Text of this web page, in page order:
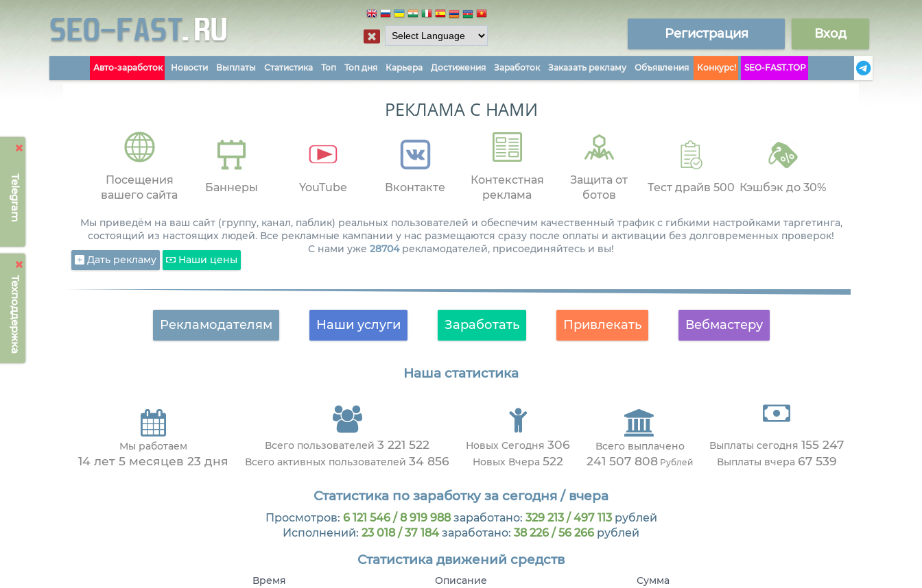
Telegram
Техподдержка
Регистрация Вход
Авто-заработок Новости Выплаты Статистика Топ Топ дня Карьера Достижения Заработок Заказать рекламу Объявления Конкурс! SEO-FAST.TOP
РЕКЛАМА С НАМИ
Посещения
вашего сайта
Баннеры YouTube Вконтакте
Контекстная
реклама
Защита от
ботов
Тест драйв 500 Кэшбэк до 30%
Мы приведём на ваш сайт (группу, канал, паблик) реальных пользователей и обеспечим качественный трафик с гибкими настройками таргетинга,
состоящий из настоящих людей. Все рекламные кампании у нас размещаются сразу после оплаты и активации без долговременных проверок!
С нами уже 28704рекламодателей, присоединяйтесь и вы!
Дать рекламу
Наши цены
Рекламодателям Наши услуги Заработать Привлекать Вебмастеру
Наша статистика
Мы работаем
14 лет 5 месяцев 23 дня
Всего пользователей 3 221 522
Всего активных пользователей 34 856
Новых Сегодня 306
Новых Вчера 522
Всего выплачено
241 507 808 Рублей
Выплаты сегодня 155 247
Выплаты вчера 67 539
Статистика по заработку за сегодня / вчера
Просмотров: 6 121 546 / 8 919 988заработано: 329 213 / 497 113рублей
Исполнений: 23 018 / 37 184заработано: 38 226 / 56 266 рублей
Статистика движений средств
Время Описание Сумма